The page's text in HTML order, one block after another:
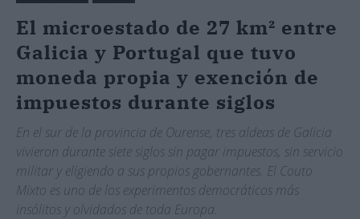
El microestado de 27 km² entre
Galicia y Portugal que tuvo
moneda propia y exención de
impuestos durante siglos
En el sur de la provincia de Ourense, tres aldeas de Galicia
vivieron durante siete siglos sin pagar impuestos, sin servicio
militar y eligiendo a sus propios gobernantes. El Couto
Mixto es uno de los experimentos democráticos más
insólitos y olvidados de toda Europa.